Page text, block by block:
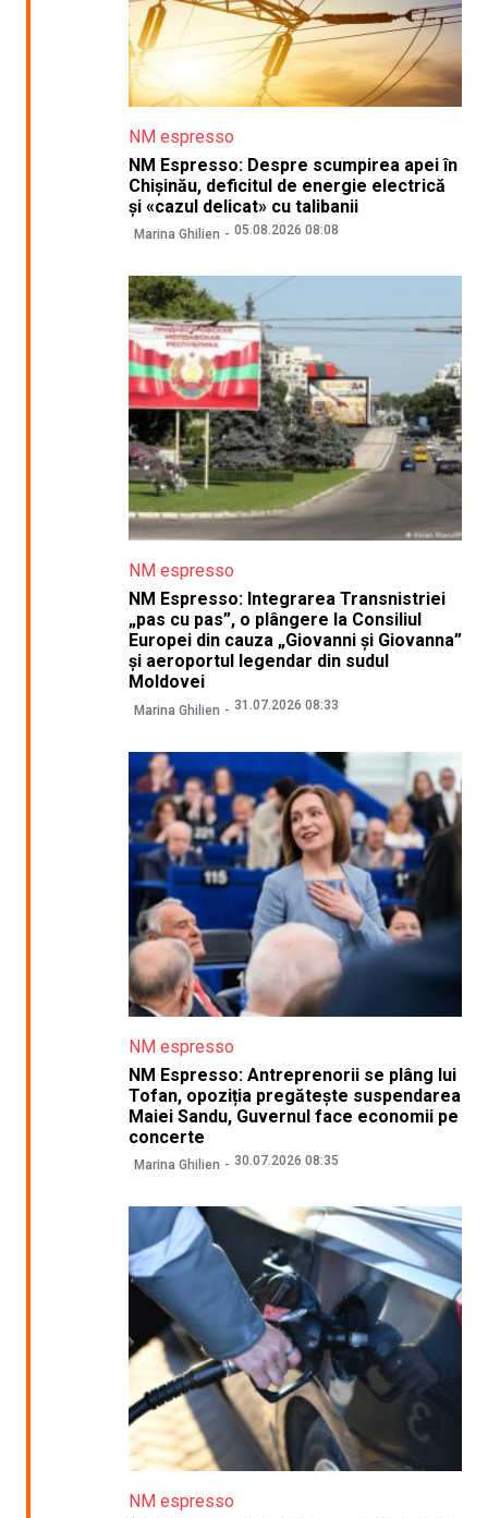
NM espresso
NM Espresso: Despre scumpirea apei în
Chișinău, deficitul de energie electrică
și «cazul delicat» cu talibanii
Marina Ghilien 05.08.2026 08:08
NM espresso
NM Espresso: Integrarea Transnistriei
„pas cu pas”, o plângere la Consiliul
Europei din cauza „Giovanni și Giovanna”
și aeroportul legendar din sudul
Moldovei
Marina Ghilien 31.07.2026 08:33
NM espresso
NM Espresso: Antreprenorii se plâng lui
Tofan, opoziția pregătește suspendarea
Maiei Sandu, Guvernul face economii pe
concerte
Marina Ghilien 30.07.2026 08:35
NM espresso